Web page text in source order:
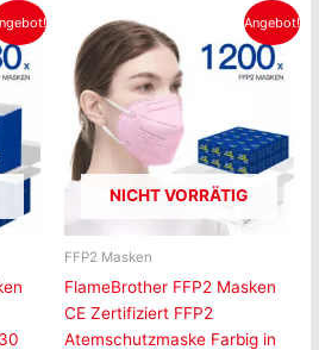
Angebot!
NICHT VORRÄTIG
FFP2 Masken
FlameBrother FFP2 Masken
CE Zertifiziert FFP2
Atemschutzmaske Farbig in
Preis
war:
€799.00
Aktueller
ist:
€499.00.